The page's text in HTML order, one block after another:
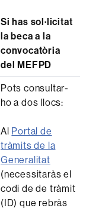
Si has sol·licitat
la beca a la
convocatòria
del MEFPD
Pots consultar-
ho a dos llocs:
Al Portal de
tràmits de la
Generalitat
(necessitaràs el
codi de de tràmit
(ID) que rebràs